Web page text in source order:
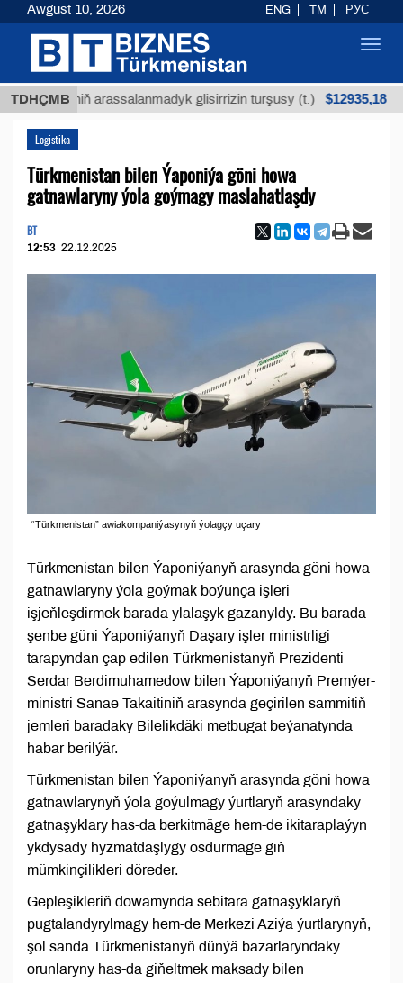
TDHÇMBarassalanmadyk glisirrizin turşusy (t.) $12935,18
Logistika
Türkmenistan bilen Ýaponiýa göni howa
gatnawlaryny ýola goýmagy maslahatlaşdy
BT
12:53 22.12.2025
“Türkmenistan” awiakompaniýasynyň ýolagçy uçary
Türkmenistan bilen Ýaponiýanyň arasynda göni howa
gatnawlaryny ýola goýmak boýunça işleri
işjeňleşdirmek barada ylalaşyk gazanyldy. Bu barada
şenbe güni Ýaponiýanyň Daşary işler ministrligi
tarapyndan çap edilen Türkmenistanyň Prezidenti
Serdar Berdimuhamedow bilen Ýaponiýanyň Premýer-
ministri Sanae Takaitiniň arasynda geçirilen sammitiň
jemleri baradaky Bilelikdäki metbugat beýanatynda
habar berilýär.
Türkmenistan bilen Ýaponiýanyň arasynda göni howa
gatnawlarynyň ýola goýulmagy ýurtlaryň arasyndaky
gatnaşyklary has-da berkitmäge hem-de ikitaraplaýyn
ykdysady hyzmatdaşlygy ösdürmäge giň
mümkinçilikleri döreder.
Gepleşikleriň dowamynda sebitara gatnaşyklaryň
pugtalandyrylmagy hem-de Merkezi Aziýa ýurtlarynyň,
şol sanda Türkmenistanyň dünýä bazarlaryndaky
orunlaryny has-da giňeltmek maksady bilen
Awgust 10, 2026 ENG TM РУС